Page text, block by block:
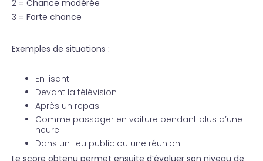
2 = Chance modérée
3 = Forte chance
Exemples de situations :
En lisant
Devant la télévision
Après un repas
Comme passager en voiture pendant plus d’une
heure
Dans un lieu public ou une réunion
Le score obtenu permet ensuite d’évaluer son niveau de